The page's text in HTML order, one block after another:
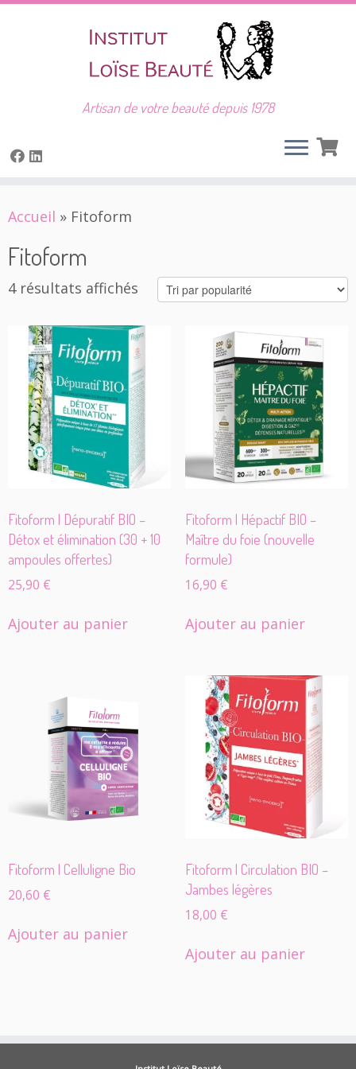
to
Artisan de votre beauté depuis 1978
Accueil » Fitoform
Fitoform
4 résultats affichés
popularité
Fitoform | Dépuratif BIO –
Détox et élimination (30 + 10
ampoules offertes)
25,90 €
Ajouter au panier
Fitoform | Hépactif BIO –
Maître du foie (nouvelle
formule)
16,90 €
Ajouter au panier
Fitoform | Celluligne Bio
20,60 €
Ajouter au panier
Fitoform | Circulation BIO –
Jambes légères
18,00 €
Ajouter au panier